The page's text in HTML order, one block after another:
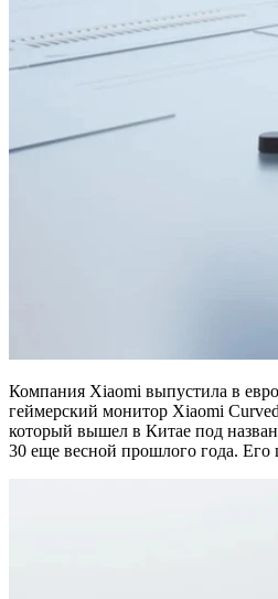
Компания Xiaomi выпустила в
геймерский монитор Xiaomi
который вышел в Китае под
30 еще весной прошлого года. Его